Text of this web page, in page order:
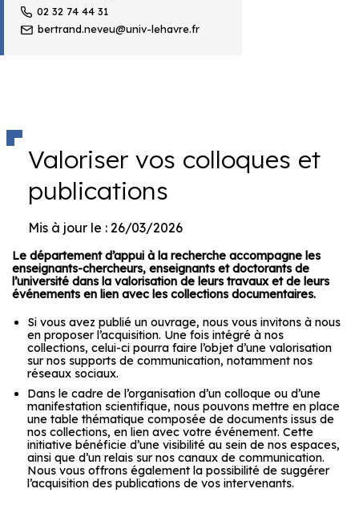
02 32 74 44 31
bertrand.neveu@univ-lehavre.fr
Valoriser vos colloques et
publications
Mis à jour le : 26/03/2026
Le département d’appui à la recherche accompagne les
enseignants-chercheurs, enseignants et doctorants de
l’université dans la valorisation de leurs travaux et de leurs
événements en lien avec les collections documentaires.
Si vous avez publié un ouvrage, nous vous invitons à nous
en proposer l’acquisition. Une fois intégré à nos
collections, celui-ci pourra faire l’objet d’une valorisation
sur nos supports de communication, notamment nos
réseaux sociaux.
Dans le cadre de l’organisation d’un colloque ou d’une
manifestation scientifique, nous pouvons mettre en place
une table thématique composée de documents issus de
nos collections, en lien avec votre événement. Cette
initiative bénéficie d’une visibilité au sein de nos espaces,
ainsi que d’un relais sur nos canaux de communication.
Nous vous offrons également la possibilité de suggérer
l’acquisition des publications de vos intervenants.